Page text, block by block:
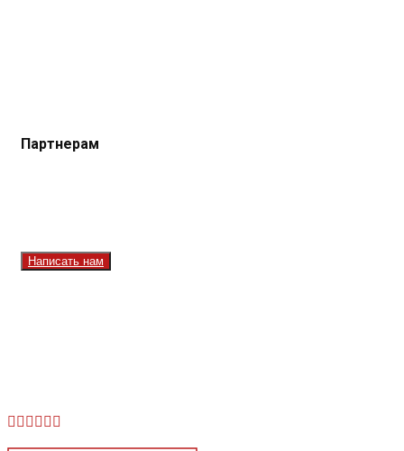
Партнерам
Написать нам
Facebook
Instagram
Youtube
VkTelegram